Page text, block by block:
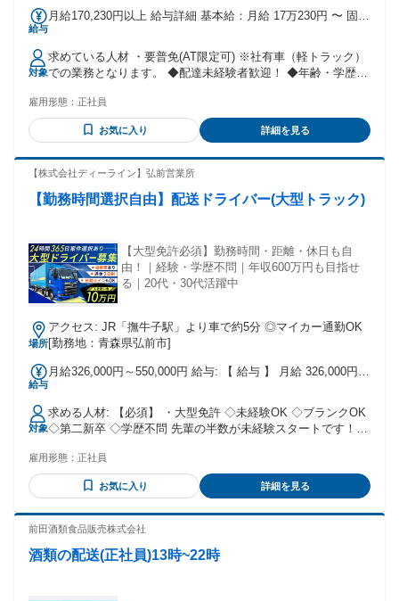
給与
月給170,230円以上 給与詳細 基本給：月給 17万230円 〜 固定
勤・家族手当金額：なし 全員に一律で支払われるその他手当
金額：あり 月給170,230円～＋諸手当 ◆営業手当あり 新規成
約1本（週単位）につき500円 【営業手当例】 毎日1本飲む家
庭への新規成約の場合 500円×7本＝3,500円 ◆健康イベント時
対象
求めている人材 ・要普免(AT限定可) ※社有車（軽トラック）
での業務となります。 ◆配達未経験者歓迎！ ◆年齢・学歴不
働きたい ・長く続けられる仕事がしたい ・安定した収入を確
保したい ・配達メインですが営業にも興味ある
雇用形態： 正社員
お気に入り 詳細を見る
【株式会社ディーライン】弘前営業所
【勤務時間選択自由】配送ドライバー(大型トラック)
【大型免許必須】勤務時間・距離・休日も自
由！｜経験・学歴不問｜年収600万円も目指せ
る｜20代・30代活躍中
場所
アクセス: JR「撫牛子駅」より車で約5分 ◎マイカー通勤OK
[勤務地：青森県弘前市]
給与
月給326,000円～550,000円 給与: 【 給与 】 月給 326,000円～
行手当」を さらに別途支給します！ ✦ 初年度の想定年収 400
万円～600万円 ✦ モデル年収例 ◎年収500万円（経験3年） ◎
年収600万円（経験6年） ◆ 賞与年2回 ◆ 運行手当 ◆ 休日出
勤手当 / 土曜出勤手当
対象
求める人材: 【必須】 ・大型免許 ◇未経験OK ◇ブランクOK
◇第二新卒 ◇学歴不問 先輩の半数が未経験スタートです！
っている方 ・安定企業で長く腰を据えて働きたい方 ・フリー
ターから正社員をめざしたい方 ・長距離ドライバー、ルート
配送ドライバー、中型ドライバー、などの経験を活かしたい
雇用形態： 正社員
お気に入り 詳細を見る
前田酒類食品販売株式会社
酒類の配送(正社員)13時~22時